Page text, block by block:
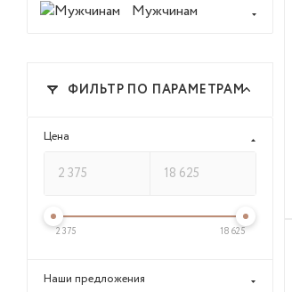
Мужчинам
ФИЛЬТР ПО ПАРАМЕТРАМ
Цена
2 375 18 625
Наши предложения